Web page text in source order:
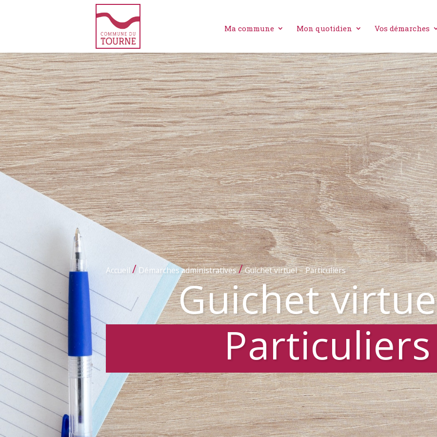
Ma commune Mon quotidien Vos démarches
Accueil / Démarches administratives/Guichet virtuel – Particuliers
Guichet
Particuliers